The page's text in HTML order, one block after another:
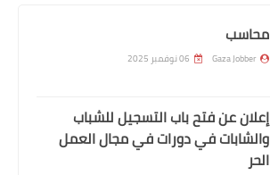
محاسب
Gaza Jobber 06 نوفمبر 2025
إعلان عن فتح باب التسجيل للشباب
والشابات في دورات في مجال العمل
الحر